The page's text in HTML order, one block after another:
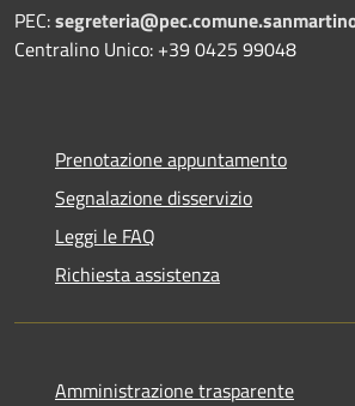
PEC:
Centralino Unico: +39 0425 99048
Prenotazione appuntamento
Segnalazione disservizio
Leggi le FAQ
Richiesta assistenza
Amministrazione trasparente